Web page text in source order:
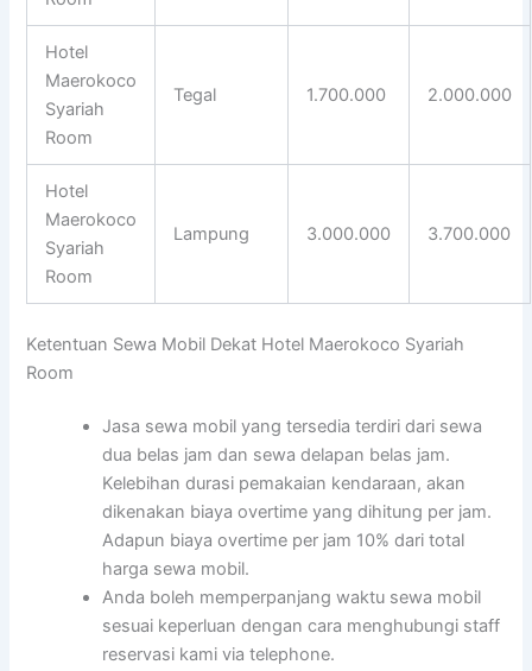
Hotel
Maerokoco
Syariah
Room
Tegal 1.700.000 2.000.000
Hotel
Maerokoco
Syariah
Room
Lampung 3.000.000 3.700.000
Ketentuan Sewa Mobil Dekat Hotel Maerokoco Syariah
Room
Jasa sewa mobil yang tersedia terdiri dari sewa
dua belas jam dan sewa delapan belas jam.
Kelebihan durasi pemakaian kendaraan, akan
dikenakan biaya overtime yang dihitung per jam.
Adapun biaya overtime per jam 10% dari total
harga sewa mobil.
Anda boleh memperpanjang waktu sewa mobil
sesuai keperluan dengan cara menghubungi staff
reservasi kami via telephone.